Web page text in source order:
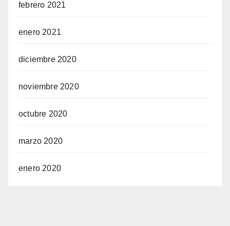
febrero 2021
enero 2021
diciembre 2020
noviembre 2020
octubre 2020
marzo 2020
enero 2020